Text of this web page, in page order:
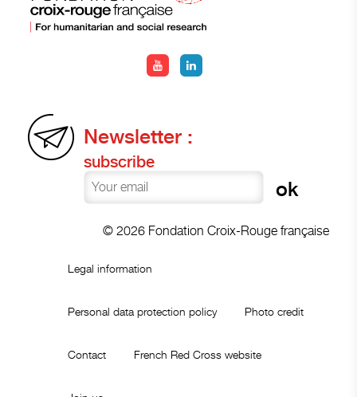
Newsletter :
subscribe
© 2026 Fondation Croix-Rouge française
Legal information
Personal data protection policy Photo credit
Contact French Red Cross website